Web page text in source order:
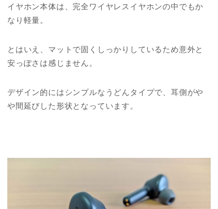
イヤホン本体は、完全ワイヤレスイヤホンの中でもか
なり軽量。
とはいえ、マットで固くしっかりしているため意外と
安っぽさは感じません。
デザイン的にはシンプルなうどんタイプで、耳側がや
や間延びした形状となっています。